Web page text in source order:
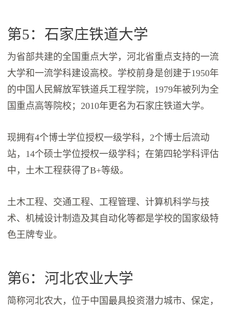
第5：石家庄铁道大学
为省部共建的全国重点大学，河北省重点支持的一流
大学和一流学科建设高校。学校前身是创建于1950年
的中国人民解放军铁道兵工程学院，1979年被列为全
国重点高等院校；2010年更名为石家庄铁道大学。
现拥有4个博士学位授权一级学科，2个博士后流动
站，14个硕士学位授权一级学科；在第四轮学科评估
中，土木工程获得了B+等级。
土木工程、交通工程、工程管理、计算机科学与技
术、机械设计制造及其自动化等都是学校的国家级特
色王牌专业。
第6：河北农业大学
简称河北农大，位于中国最具投资潜力城市、保定，